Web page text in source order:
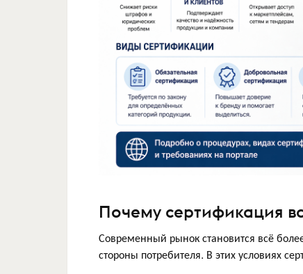
Почему сертификация
Современный рынок становится всё
стороны потребителя. В этих условиях